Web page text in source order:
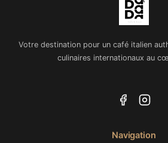
Votre destination pour un café italien
culinaires internationaux au
Navigation